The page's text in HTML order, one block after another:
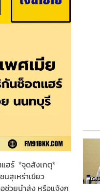
ฮร์ *จุดสังเกตุ*
สุเหร่าเขียว
ช่วยนำส่ง หรือแจ้งก